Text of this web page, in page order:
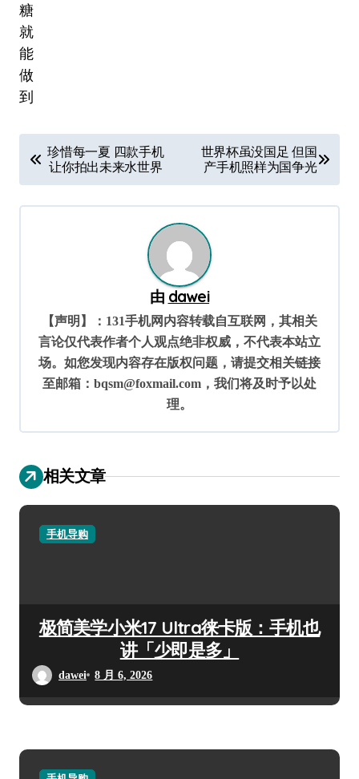
章
导
珍惜每一夏 四款手机
让你拍出未来水世界
世界杯虽没国足 但国
产手机照样为国争光
由 dawei
【声明】：131手机网内容转载自互联网，其相关
言论仅代表作者个人观点绝非权威，不代表本站立
场。如您发现内容存在版权问题，请提交相关链接
至邮箱：bqsm@foxmail.com，我们将及时予以处
理。
相关文章
手机导购
极简美学小米17 Ultra徕卡版：手机也
讲「少即是多」
dawei 8 月 6, 2026